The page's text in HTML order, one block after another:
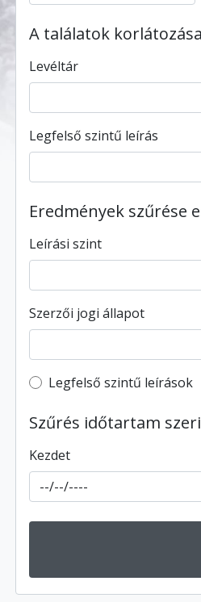
A találatok
Levéltár
Legfelső szintű leírás
Eredmények szűrése
Leírási szint
Szerzői jogi állapot
Top-level
Legfelső szintű leírások
Szűrés időtartam
Kezdet